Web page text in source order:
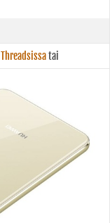
Threadsissatai